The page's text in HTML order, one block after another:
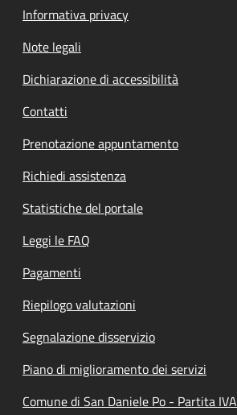
Informativa privacy
Note legali
Dichiarazione di accessibilità
Contatti
Prenotazione appuntamento
Richiedi assistenza
Statistiche del portale
Leggi le FAQ
Pagamenti
Riepilogo valutazioni
Segnalazione disservizio
Piano di miglioramento dei servizi
Comune di San Daniele Po - Partita IVA